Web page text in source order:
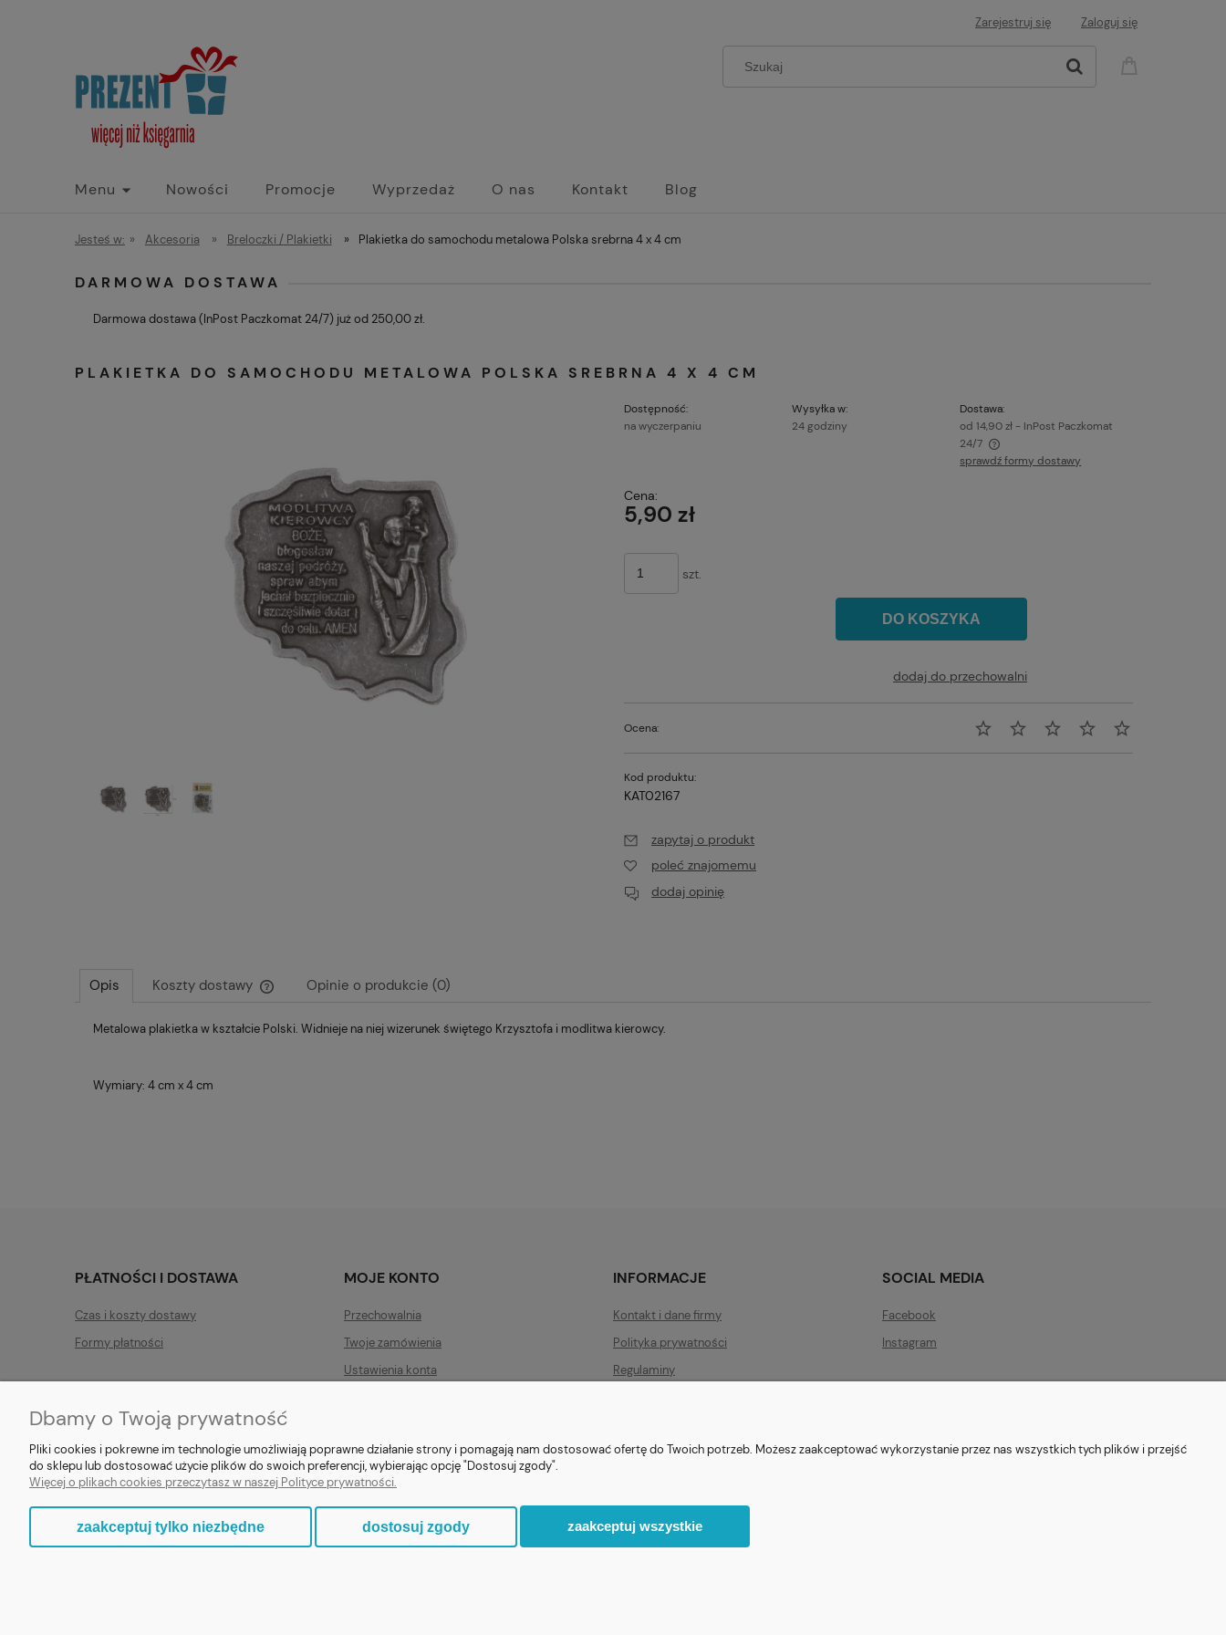
Zarejestruj się Zaloguj się
Menu Nowości Promocje Wyprzedaż O nas Kontakt Blog
Jesteś w: » Akcesoria » Breloczki / Plakietki » Plakietka do samochodu metalowa Polska srebrna 4 x 4 cm
DARMOWA DOSTAWA
Darmowa dostawa (InPost Paczkomat 24/7) już od 250,00 zł.
PLAKIETKA DO SAMOCHODU METALOWA POLSKA SREBRNA 4 X 4 CM
Dostępność:
na wyczerpaniu
Wysyłka w:
24 godziny
Dostawa:
od 14,90 zł - InPost Paczkomat
24/7
sprawdź formy dostawy
Cena:
5,90 zł
szt.
DO KOSZYKA
dodaj do przechowalni
Ocena:
Kod produktu:
KAT02167
zapytaj o produkt
poleć znajomemu
dodaj opinię
Opis Koszty dostawy
Cena nie zawiera ewentualnych kosztów
Opinie o produkcie (0)
Metalowa plakietka w kształcie Polski. Widnieje na niej wizerunek świętego Krzysztofa i modlitwa kierowcy.
Wymiary: 4 cm x 4 cm
PŁATNOŚCI I DOSTAWA
Czas i koszty dostawy
Formy płatności
MOJE KONTO
Przechowalnia
Twoje zamówienia
Ustawienia konta
INFORMACJE
Kontakt i dane firmy
Polityka prywatności
Regulaminy
SOCIAL MEDIA
Facebook
Instagram
E-prezent.org|sprzedaz@e-prezent.org.pl| Tel.:511546060
Dbamy o Twoją prywatność
Pliki cookies i pokrewne im technologie umożliwiają poprawne działanie strony i pomagają nam dostosować ofertę do Twoich potrzeb. Możesz zaakceptować wykorzystanie przez nas wszystkich tych plików i przejść
do sklepu lub dostosować użycie plików do swoich preferencji, wybierając opcję "Dostosuj zgody".
Więcej o plikach cookies przeczytasz w naszej Polityce prywatności.
zaakceptuj tylko niezbędne dostosuj zgody zaakceptuj wszystkie